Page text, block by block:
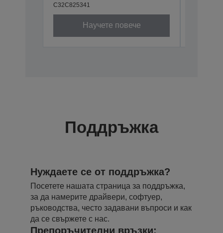
C32C825341
Научете повече
Поддръжка
Нуждаете се от поддръжка?
Посетете нашата страница за поддръжка,
за да намерите драйвери, софтуер,
ръководства, често задавани въпроси и как
да се свържете с нас.
Препоръчителни връзки: